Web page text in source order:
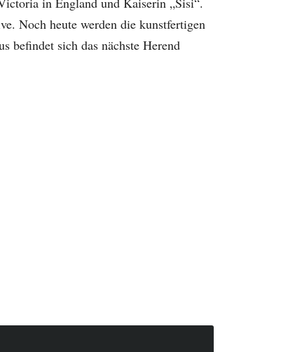
Noch heute werden die kunstfertigen
befindet sich das nächste Herend